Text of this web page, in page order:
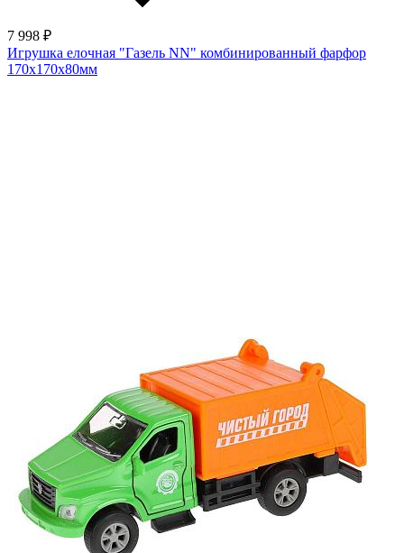
7 998 ₽
Игрушка елочная "Газель NN" комбинированный фарфор
170х170х80мм